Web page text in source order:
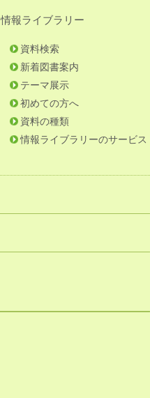
情報ライブラリー
資料検索
新着図書案内
テーマ展示
初めての方へ
資料の種類
情報ライブラリーのサービス